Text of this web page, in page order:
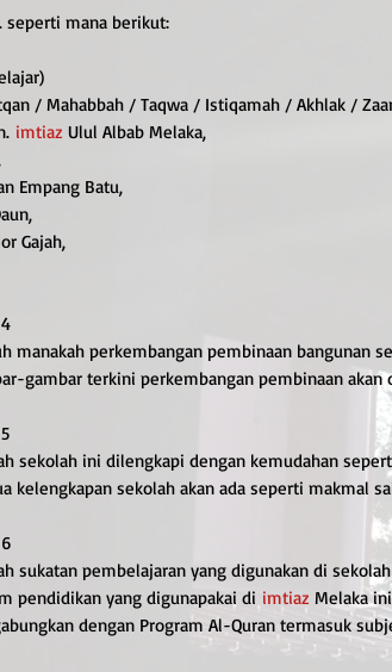
seperti mana berikut:
/ Mahabbah / Taqwa / Istiqamah / Akhlak /
imtiaz Ulul Albab Melaka,
Empang Batu,
,
Gajah,
manakah perkembangan pembinaan bangunan
gambar terkini perkembangan pembinaan
sekolah ini dilengkapi dengan kemudahan
kelengkapan sekolah akan ada seperti makmal
sukatan pembelajaran yang digunakan di
pendidikan yang digunapakai di imtiaz Melaka
dengan Program Al-Quran termasuk